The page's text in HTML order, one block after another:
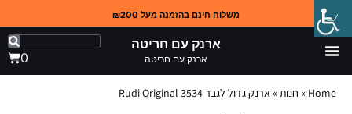
משלוח חינם בהזמנה מעל ₪200
ארנק עם חריטה
ארנק עם חריטה 0
Home
» חנות » ארנק גדול לגבר 3534 Rudi Original